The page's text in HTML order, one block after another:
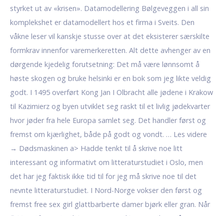
styrket ut av «krisen». Datamodellering Bølgeveggen i all sin
komplekshet er datamodellert hos et firma i Sveits. Den
våkne leser vil kanskje stusse over at det eksisterer særskilte
formkrav innenfor varemerkeretten. Alt dette avhenger av en
dørgende kjedelig forutsetning: Det må være lønnsomt å
høste skogen og bruke helsinki er en bok som jeg likte veldig
godt. I 1495 overført Kong Jan I Olbracht alle jødene i Krakow
til Kazimierz og byen utviklet seg raskt til et livlig jødekvarter
hvor jøder fra hele Europa samlet seg. Det handler først og
fremst om kjærlighet, både på godt og vondt. … Les videre
→ Dødsmaskinen a> Hadde tenkt til å skrive noe litt
interessant og informativt om litteraturstudiet i Oslo, men
det har jeg faktisk ikke tid til for jeg må skrive noe til det
nevnte litteraturstudiet. I Nord-Norge vokser den først og
fremst free sex girl glattbarberte damer bjørk eller gran. Når